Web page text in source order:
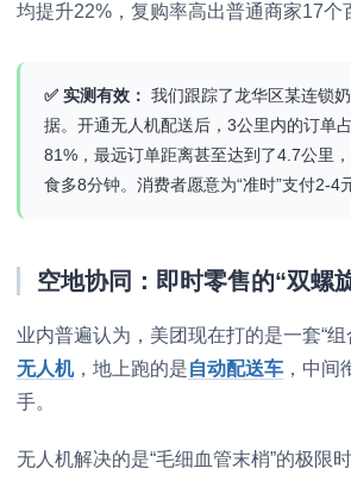
均提升22%，复购率高出普通商家17个
✅ 实测有效： 我们跟踪了龙华区某连锁
据。开通无人机配送后，3公里内的订单
81%，最远订单距离甚至达到了4.7公里
食多8分钟。消费者愿意为“准时”支付2-4
空地协同：即时零售的“双螺
业内普遍认为，美团现在打的是一套“
无人机，地上跑的是自动配送车 ，中间
手。
无人机解决的是“毛细血管末梢”的极限